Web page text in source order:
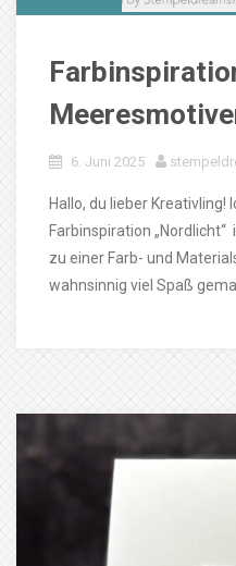
6. Juni 2025
Hallo, du lieber Kreativling!
Farbinspiration
zu einer Farb- und
wahnsinnig viel Spaß